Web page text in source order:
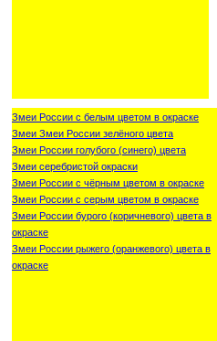
Змеи России с белым цветом в окраске
Змеи Змеи России зелёного цвета
Змеи России голубого (синего) цвета
Змеи серебристой окраски
Змеи России с чёрным цветом в окраске
Змеи России с серым цветом в окраске
Змеи России бурого (коричневого) цвета в
окраске
Змеи России рыжего (оранжевого) цвета в
окраске